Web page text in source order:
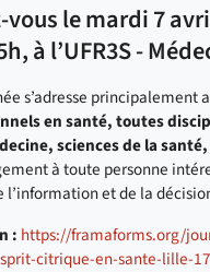
vous le mardi 7
à l’UFR3S -
s’adresse principalement
en santé, toutes
sciences de la
à toute personne
l’information et de la
: https://framaforms.org/
citrique-en-sante-lille-